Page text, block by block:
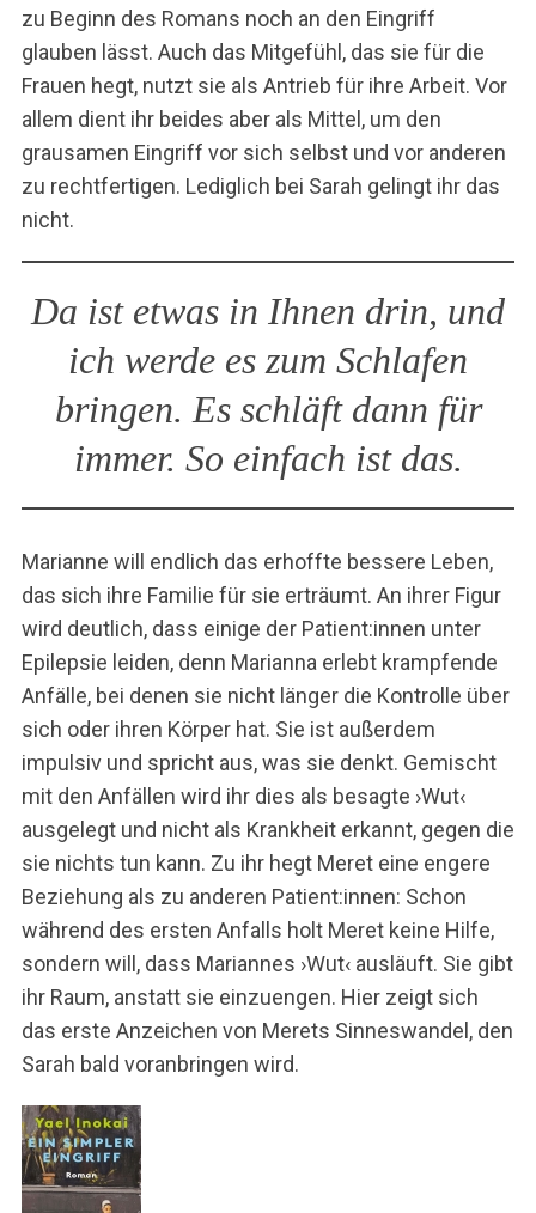
zu Beginn des Romans noch an den Eingriff
glauben lässt. Auch das Mitgefühl, das sie für die
Frauen hegt, nutzt sie als Antrieb für ihre Arbeit. Vor
allem dient ihr beides aber als Mittel, um den
grausamen Eingriff vor sich selbst und vor anderen
zu rechtfertigen. Lediglich bei Sarah gelingt ihr das
nicht.
Da ist etwas in Ihnen drin, und
ich werde es zum Schlafen
bringen. Es schläft dann für
immer. So einfach ist das.
Marianne will endlich das erhoffte bessere Leben,
das sich ihre Familie für sie erträumt. An ihrer Figur
wird deutlich, dass einige der Patient:innen unter
Epilepsie leiden, denn Marianna erlebt krampfende
Anfälle, bei denen sie nicht länger die Kontrolle über
sich oder ihren Körper hat. Sie ist außerdem
impulsiv und spricht aus, was sie denkt. Gemischt
mit den Anfällen wird ihr dies als besagte ›Wut‹
ausgelegt und nicht als Krankheit erkannt, gegen die
sie nichts tun kann. Zu ihr hegt Meret eine engere
Beziehung als zu anderen Patient:innen: Schon
während des ersten Anfalls holt Meret keine Hilfe,
sondern will, dass Mariannes ›Wut‹ ausläuft. Sie gibt
ihr Raum, anstatt sie einzuengen. Hier zeigt sich
das erste Anzeichen von Merets Sinneswandel, den
Sarah bald voranbringen wird.